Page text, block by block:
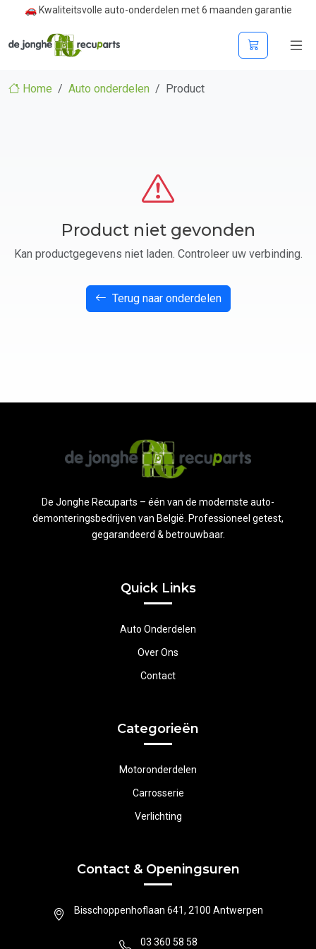
🚗 Kwaliteitsvolle auto-onderdelen met 6 maanden garantie
Home Auto onderdelen Product
Product niet gevonden
Kan productgegevens niet laden. Controleer uw verbinding.
Terug naar onderdelen
De Jonghe Recuparts – één van de modernste auto-
demonteringsbedrijven van België. Professioneel getest,
gegarandeerd & betrouwbaar.
Quick Links
Auto Onderdelen
Over Ons
Contact
Categorieën
Motoronderdelen
Carrosserie
Verlichting
Contact & Openingsuren
Bisschoppenhoflaan 641, 2100 Antwerpen
03 360 58 58